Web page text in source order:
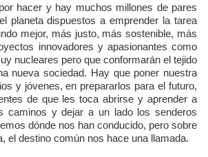
hacer y hay muchos millones de pares
planeta dispuestos a emprender la tarea
mejor, más justo, más sostenible, más
innovadores y apasionantes como
nucleares pero que conformarán el tejido
nueva sociedad. Hay que poner nuestra
y jóvenes, en prepararlos para el futuro,
de que les toca abrirse y aprender a
caminos y dejar a un lado los senderos
dónde nos han conducido, pero sobre
el destino común nos hace una llamada.